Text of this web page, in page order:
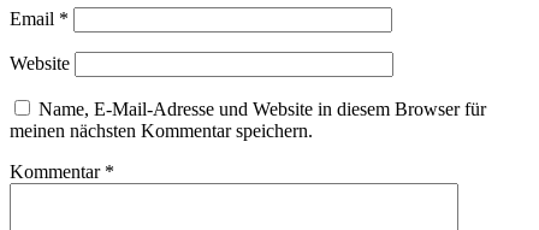
Email *
Website
Name, E-Mail-Adresse und Website in diesem Browser für
meinen nächsten Kommentar speichern.
Kommentar *